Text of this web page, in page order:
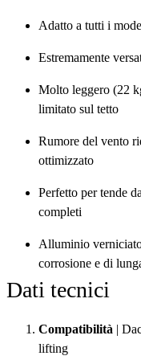
Adatto a tutti i
Estremamente
Molto leggero (22
limitato sul tetto
Rumore del vento
ottimizzato
Perfetto per tende
completi
Alluminio
corrosione e di
Dati tecnici
Compatibilità |
lifting